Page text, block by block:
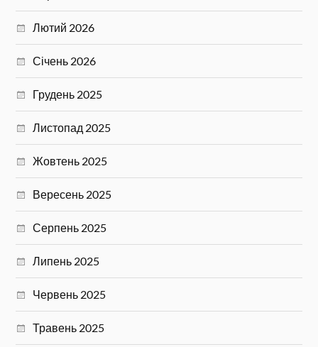
Лютий 2026
Січень 2026
Грудень 2025
Листопад 2025
Жовтень 2025
Вересень 2025
Серпень 2025
Липень 2025
Червень 2025
Травень 2025